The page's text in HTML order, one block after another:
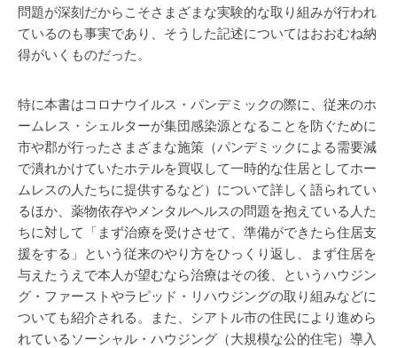
問題が深刻だからこそさまざまな実験的な取り組みが行われ
ているのも事実であり、そうした記述についてはおおむね納
得がいくものだった。
特に本書はコロナウイルス・パンデミックの際に、従来のホ
ームレス・シェルターが集団感染源となることを防ぐために
市や郡が行ったさまざまな施策（パンデミックによる需要減
で潰れかけていたホテルを買収して一時的な住居としてホー
ムレスの人たちに提供するなど）について詳しく語られてい
るほか、薬物依存やメンタルヘルスの問題を抱えている人た
ちに対して「まず治療を受けさせて、準備ができたら住居支
援をする」という従来のやり方をひっくり返し、まず住居を
与えたうえで本人が望むなら治療はその後、というハウジン
グ・ファーストやラピッド・リハウジングの取り組みなどに
ついても紹介される。また、シアトル市の住民により進めら
れているソーシャル・ハウジング（大規模な公的住宅）導入